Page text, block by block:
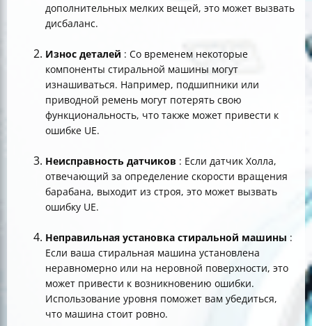
дополнительных мелких вещей, это может вызвать
дисбаланс.
Износ деталей : Со временем некоторые
компоненты стиральной машины могут
изнашиваться. Например, подшипники или
приводной ремень могут потерять свою
функциональность, что также может привести к
ошибке UE.
Неисправность датчиков : Если датчик Холла,
отвечающий за определение скорости вращения
барабана, выходит из строя, это может вызвать
ошибку UE.
Неправильная установка стиральной машины :
Если ваша стиральная машина установлена
неравномерно или на неровной поверхности, это
может привести к возникновению ошибки.
Использование уровня поможет вам убедиться,
что машина стоит ровно.